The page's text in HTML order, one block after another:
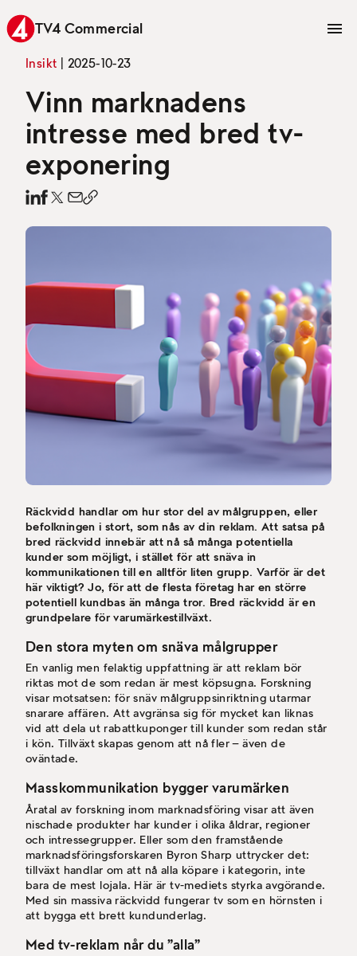
TV4 Commercial
Insikt 2025-10-23
Vinn marknadens
intresse med bred tv-
exponering
Räckvidd handlar om hur stor del av målgruppen, eller
befolkningen i stort, som nås av din reklam. Att satsa på
bred räckvidd innebär att nå så många potentiella
kunder som möjligt, i stället för att snäva in
kommunikationen till en alltför liten grupp. Varför är det
här viktigt? Jo, för att de flesta företag har en större
potentiell kundbas än många tror. Bred räckvidd är en
grundpelare för varumärkestillväxt.
Den stora myten om snäva målgrupper
En vanlig men felaktig uppfattning är att reklam bör
riktas mot de som redan är mest köpsugna. Forskning
visar motsatsen: för snäv målgruppsinriktning utarmar
snarare affären. Att avgränsa sig för mycket kan liknas
vid att dela ut rabattkuponger till kunder som redan står
i kön. Tillväxt skapas genom att nå fler – även de
oväntade.
Masskommunikation bygger varumärken
Åratal av forskning inom marknadsföring visar att även
nischade produkter har kunder i olika åldrar, regioner
och intressegrupper. Eller som den framstående
marknadsföringsforskaren Byron Sharp uttrycker det:
tillväxt handlar om att nå alla köpare i kategorin, inte
bara de mest lojala. Här är tv-mediets styrka avgörande.
Med sin massiva räckvidd fungerar tv som en hörnsten i
att bygga ett brett kundunderlag.
Med tv-reklam når du ”alla”